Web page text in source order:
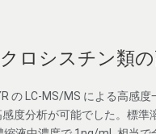
ロシスチン類
の LC-MS/MS による高感
度分析が可能でした。標